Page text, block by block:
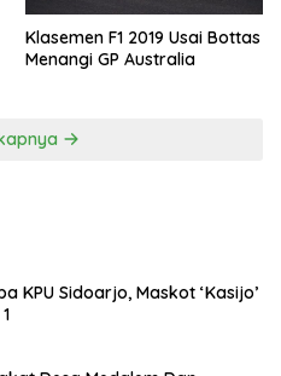
Klasemen F1 2019 Usai Bottas
Menangi GP Australia
KPU Sidoarjo, Maskot ‘Kasijo’